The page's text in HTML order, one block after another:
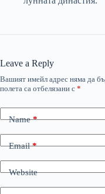
Leave a Reply
Вашият имейл адрес няма да
полета са отбелязани с *
Name*
Email*
Website